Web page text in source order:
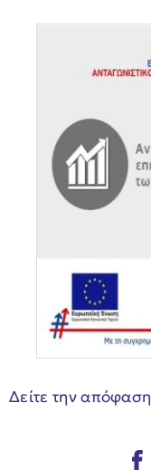
Δείτε την απόφαση